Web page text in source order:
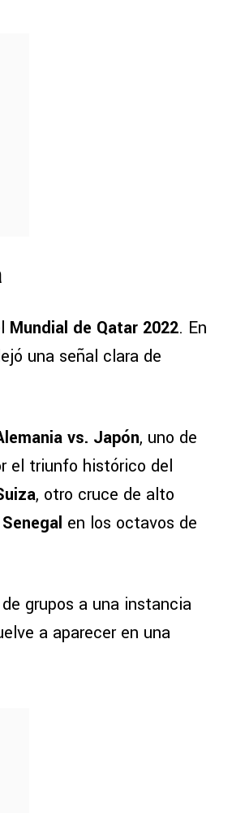
Mundial de Qatar 2022. En
una señal clara de
vs. Japón, uno de
el triunfo histórico del
, otro cruce de alto
en los octavos de
grupos a una instancia
a aparecer en una